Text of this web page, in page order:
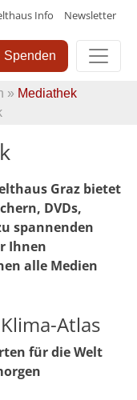
Info Newsletter
Spenden
» Mediathek
Graz bietet
DVDs,
spannenden
Ihnen
alle Medien
Atlas
für die Welt